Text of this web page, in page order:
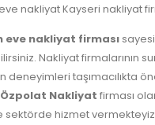
nakliyat Kayseri nakliyat
eve nakliyat firması
Nakliyat firmalarının
deneyimleri taşımacılıkta
Özpolat Nakliyat firması
sektörde hizmet